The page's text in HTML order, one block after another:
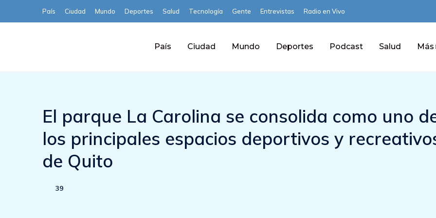
País Ciudad Mundo Deportes Salud Tecnología Gente Entrevistas Radio en Vivo
País Ciudad Mundo Deportes Podcast Salud Más
El parque La Carolina se consolida como uno
los principales espacios deportivos y
de Quito
39